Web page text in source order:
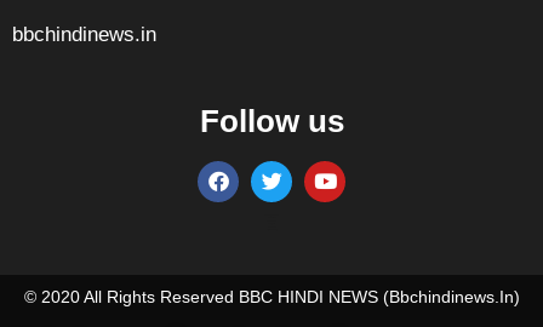
bbchindinews.in
Follow us
© 2020 All Rights Reserved BBC HINDI NEWS (bbchindinews.in)